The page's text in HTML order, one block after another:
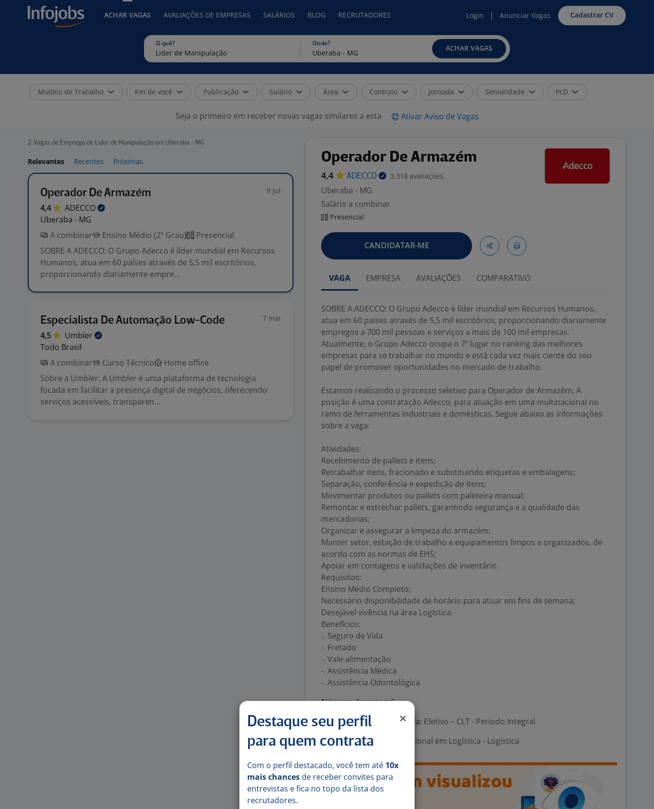
ACHAR VAGAS AVALIAÇÕES DE EMPRESAS SALÁRIOS BLOG RECRUTADORES Login Anunciar Vagas Cadastrar CV
O quê? Onde?
ACHAR VAGAS
Modelo de Trabalho Km de você Publicação Salário Área Contrato Jornada Senioridade PcD
Seja o primeiro em receber novas vagas similares a esta Ativar Aviso de Vagas
2 Vagas de Emprego de Lider de Manipulação em Uberaba - MG
Relevantes Recentes Próximas
Operador De Armazém 9 jul
4,4
ADECCO
Uberaba - MG
A combinar
Ensino Médio (2º Grau)
Presencial
SOBRE A ADECCO: O Grupo Adecco é líder mundial em Recursos
Humanos, atua em 60 países através de 5,5 mil escritórios,
proporcionando diariamente empre...
Especialista De Automação Low-Code 7 mai
4,5
Umbler
Todo Brasil
A combinar
Curso Técnico
Home office
Sobre a Umbler: A Umbler é uma plataforma de tecnologia
focada em facilitar a presença digital de negócios, oferecendo
serviços acessíveis, transparen...
Operador De Armazém
4,4 ADECCO 3.318 avaliações
Uberaba - MG
Salário a combinar
Presencial
CANDIDATAR-ME
VAGA EMPRESA AVALIAÇÕES COMPARATIVO
SOBRE A ADECCO: O Grupo Adecco é líder mundial em Recursos Humanos,
atua em 60 países através de 5,5 mil escritórios, proporcionando diariamente
empregos a 700 mil pessoas e serviços a mais de 100 mil empresas.
Atualmente, o Grupo Adecco ocupa o 7º lugar no ranking das melhores
empresas para se trabalhar no mundo e está cada vez mais ciente do seu
papel de promover oportunidades no mercado de trabalho.
Estamos realizando o processo seletivo para Operador de Armazém. A
posição é uma contratação Adecco, para atuação em uma multinacional no
ramo de ferramentas industriais e domésticas. Segue abaixo as informações
sobre a vaga:
Atividades:
Recebimento de pallets e itens;
Retrabalhar itens, fracionado e substituindo etiquetas e embalagens;
Separação, conferência e expedição de itens;
Movimentar produtos ou pallets com paleteira manual;
Remontar e estrechar pallets, garantindo segurança e a qualidade das
mercadorias;
Organizar e assegurar a limpeza do armazém;
Manter setor, estação de trabalho e equipamentos limpos e organizados, de
acordo com as normas de EHS;
Apoiar em contagens e validações de inventário.
Requisitos:
Ensino Médio Completo;
Necessário disponibilidade de horário para atuar em fins de semana;
Desejável vivência na área Logística.
Benefícios:
-. Seguro de Vida
-. Fretado
-. Vale-alimentação
-. Assistência Médica
-. Assistência Odontológica
Número de vagas:5
Tipo de contrato e Jornada: Efetivo – CLT - Período Integral
Área Profissional:
Operacional em Logística - Logística
Destaque seu perfil
para quem contrata
Com o perfil destacado, você tem até 10x
mais chances de receber convites para
entrevistas e fica no topo da lista dos
recrutadores.